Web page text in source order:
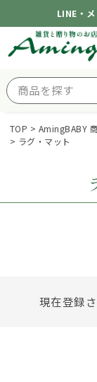
LINE・
TOP AmingBABY
ラグ・マット
現在登録